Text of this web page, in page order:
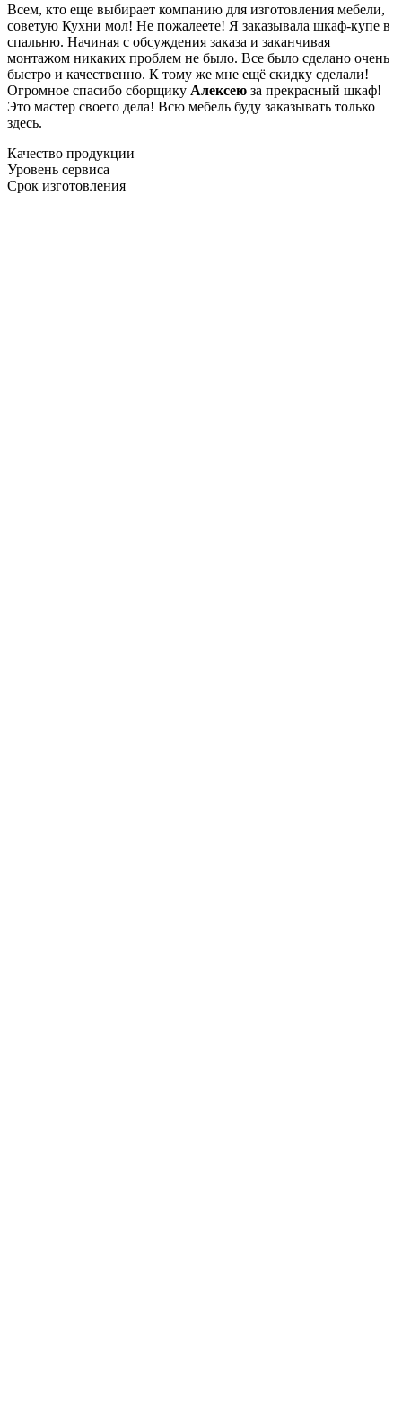
Всем, кто еще выбирает компанию для изготовления мебели,
советую Кухни мол! Не пожалеете! Я заказывала шкаф-купе в
спальню. Начиная с обсуждения заказа и заканчивая
монтажом никаких проблем не было. Все было сделано очень
быстро и качественно. К тому же мне ещё скидку сделали!
Огромное спасибо сборщику Алексею за прекрасный шкаф!
Это мастер своего дела! Всю мебель буду заказывать только
здесь.
Качество продукции
Уровень сервиса
Срок изготовления